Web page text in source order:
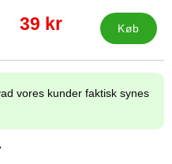
pris
39 kr Køb
vores kunder faktisk synes